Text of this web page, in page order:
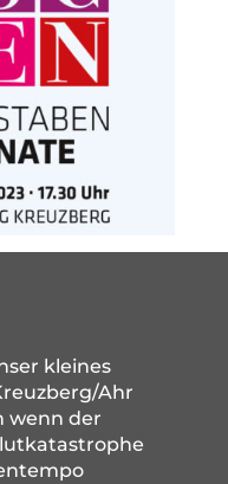
kleines
Ahr
wenn der